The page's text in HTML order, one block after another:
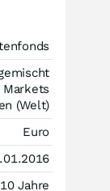
Markets
(Welt)
Euro
10 Jahre